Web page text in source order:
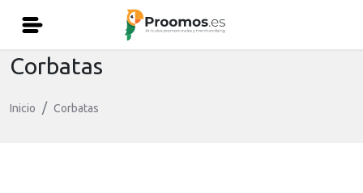
Corbatas
Inicio Corbatas